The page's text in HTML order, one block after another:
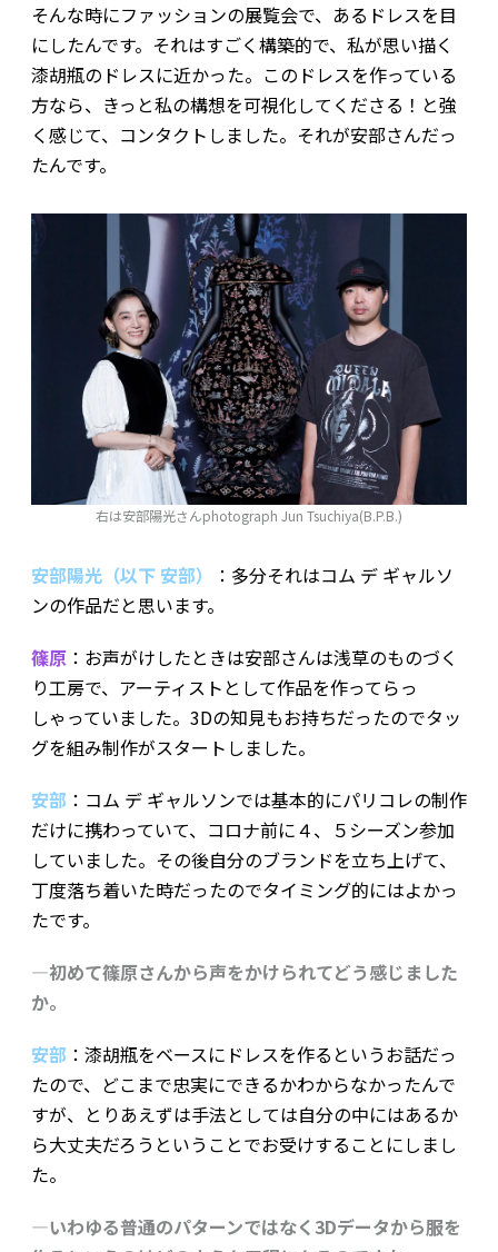
そんな時にファッションの展覧会で、あるドレスを目
にしたんです。それはすごく構築的で、私が思い描く
漆胡瓶のドレスに近かった。このドレスを作っている
方なら、きっと私の構想を可視化してくださる！と強
く感じて、コンタクトしました。それが安部さんだっ
たんです。
右は安部陽光さんphotograph Jun Tsuchiya(B.P.B.)
安部陽光（以下 安部）
：多分それはコム デ ギャルソ
ンの作品だと思います。
篠原：お声がけしたときは安部さんは浅草のものづく
り工房で、アーティストとして作品を作ってらっ
しゃっていました。3Dの知見もお持ちだったのでタッ
グを組み制作がスタートしました。
安部 ：コム デ ギャルソンでは基本的にパリコレの制作
だけに携わっていて、コロナ前に４、５シーズン参加
していました。その後自分のブランドを立ち上げて、
丁度落ち着いた時だったのでタイミング的にはよかっ
たです。
―初めて篠原さんから声をかけられてどう感じました
か。
安部 ：漆胡瓶をベースにドレスを作るというお話だっ
たので、どこまで忠実にできるかわからなかったんで
すが、とりあえずは手法としては自分の中にはあるか
ら大丈夫だろうということでお受けすることにしまし
た。
―いわゆる普通のパターンではなく3Dデータから服を